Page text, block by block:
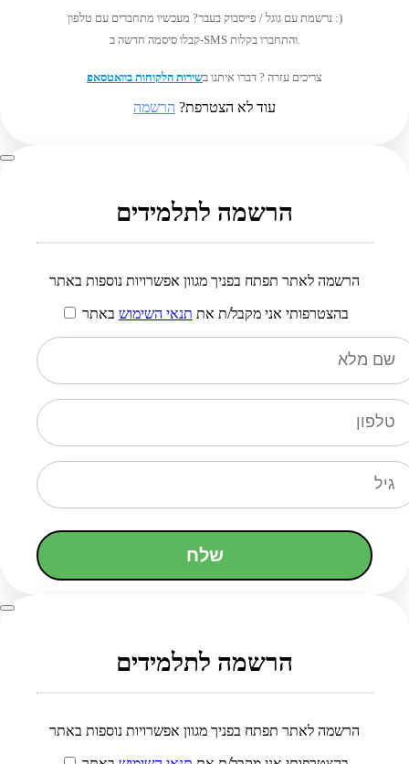
נרשמת עם גוגל / פייסבוק בעבר? מעכשיו מתחברים עם טלפון :)
קבלו סיסמה חדשה ב-SMS והתחברו בקלות.
צריכים עזרה ? דברו איתנו בשירות הלקוחות בוואטסאפ
עוד לא הצטרפת? הרשמה
הרשמה לתלמידים
הרשמה לאתר תפתח בפניך מגוון אפשרויות נוספות באתר
בהצטרפותי אני מקבל/ת את תנאי השימוש באתר
שלח
הרשמה לתלמידים
הרשמה לאתר תפתח בפניך מגוון אפשרויות נוספות באתר